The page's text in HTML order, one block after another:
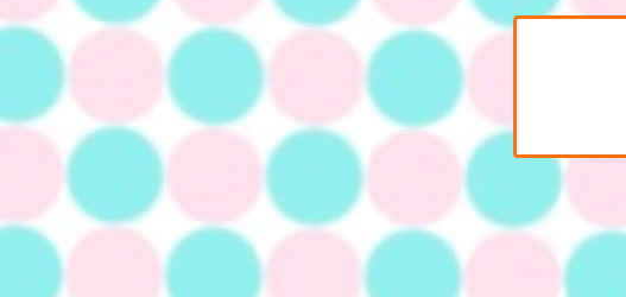
つなぎ
ブラウス
アクセサリー
缶バッチ
ヘアアクセサリー
マスク